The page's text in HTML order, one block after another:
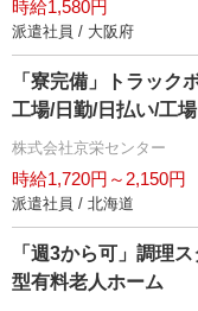
時給1,580円
派遣社員 / 大阪府
「寮完備」トラック
工場/日勤/日払い/工
株式会社京栄センター
時給1,720円～2,150円
派遣社員 / 北海道
「週3から可」調理
型有料老人ホーム